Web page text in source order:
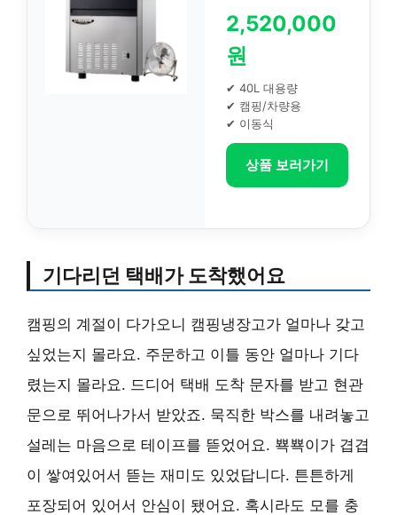
2,520,000
원
✔ 40L 대용량
✔ 캠핑/차량용
✔ 이동식
상품 보러가기
기다리던 택배가 도착했어요
캠핑의 계절이 다가오니 캠핑냉장고가 얼마나 갖고
싶었는지 몰라요. 주문하고 이틀 동안 얼마나 기다
렸는지 몰라요. 드디어 택배 도착 문자를 받고 현관
문으로 뛰어나가서 받았죠. 묵직한 박스를 내려놓고
설레는 마음으로 테이프를 뜯었어요. 뾱뾱이가 겹겹
이 쌓여있어서 뜯는 재미도 있었답니다. 튼튼하게
포장되어 있어서 안심이 됐어요. 혹시라도 모를 충